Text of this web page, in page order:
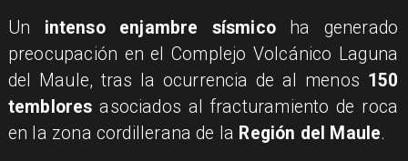
Un intenso enjambre sísmicoha generado
preocupación en el Complejo Volcánico Laguna
del Maule, tras la ocurrencia de al menos 150
temblores asociados al fracturamiento de roca
en la zona cordillerana de la Región del Maule.